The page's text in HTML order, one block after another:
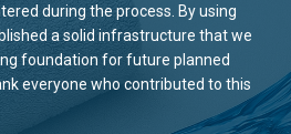
during the process. By using
a solid infrastructure that we
foundation for future planned
everyone who contributed to this